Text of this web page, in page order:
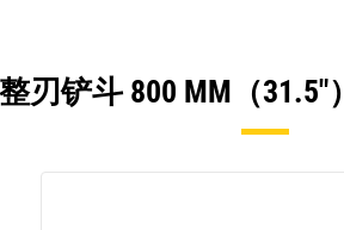
刃铲斗 800 MM（31.5"